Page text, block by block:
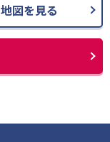
地図を見る